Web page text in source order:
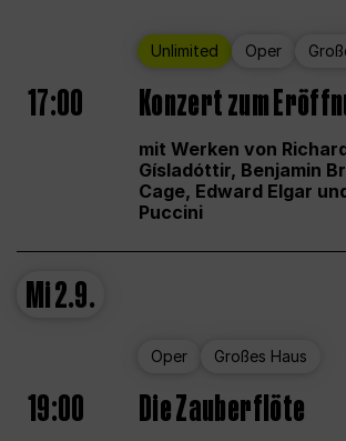
Unlimited Oper
17:00 Konzert zum
mit Werken von
Gísladóttir, Benjamin
Cage, Edward Elgar
Puccini
Mi2.9.
Oper Großes Haus
19:00 Die Zauberflöte